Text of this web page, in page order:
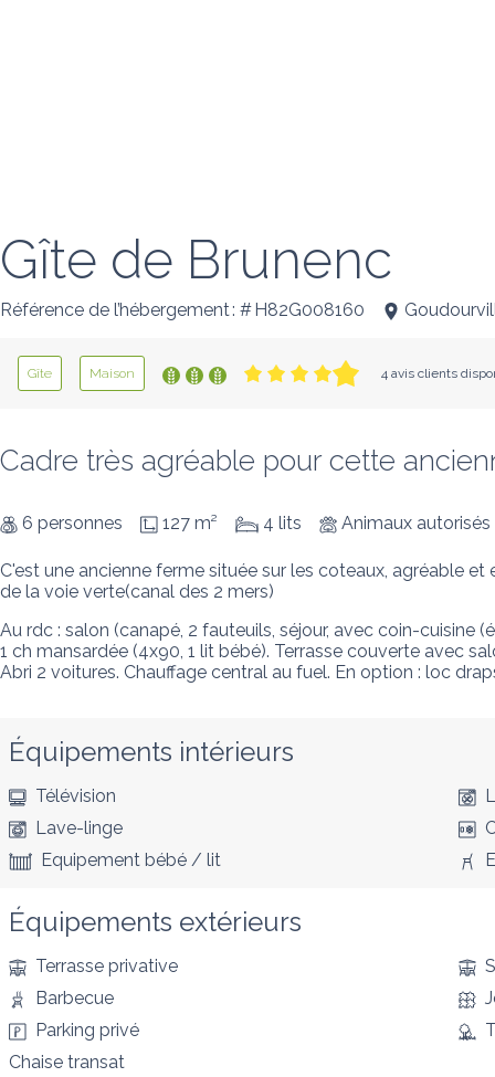
Gîte de Brunenc
Référence de l’hébergement : # H82G008160
Gîte Maison 4 avis clients
Cadre très agréable pour cette
6 personnes 127 m² 4 lits Animaux autorisés
C'est une ancienne ferme située sur les coteaux, agréable
de la voie verte(canal des 2 mers)
Au rdc : salon (canapé, 2 fauteuils, séjour, avec coin-cuisine
1 ch mansardée (4x90, 1 lit bébé). Terrasse couverte avec
Abri 2 voitures. Chauffage central au fuel. En option : loc
Équipements intérieurs
Télévision
Lave-linge
Equipement bébé / lit
Équipements extérieurs
Terrasse privative
Barbecue
Parking privé
Chaise transat